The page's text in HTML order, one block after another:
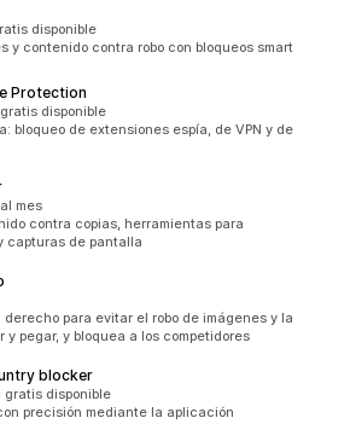
disponible
y contenido contra robo con bloqueos smart
Protection
disponible
bloqueo de extensiones espía, de VPN y de
mes
contra copias, herramientas para
capturas de pantalla
para evitar el robo de imágenes y la
y pegar, y bloquea a los competidores
blocker
gratis disponible
precisión mediante la aplicación